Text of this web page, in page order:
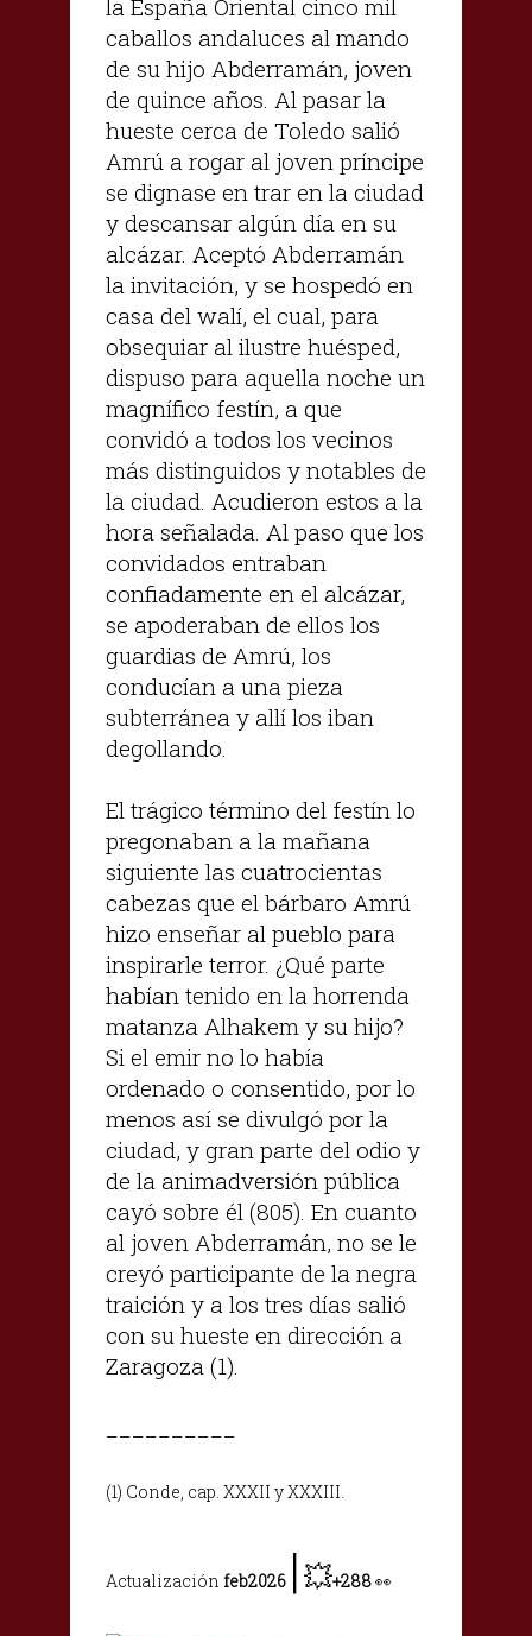
la España Oriental cinco mil
caballos andaluces al mando
de su hijo Abderramán, joven
de quince años. Al pasar la
hueste cerca de Toledo salió
Amrú a rogar al joven príncipe
se dignase en trar en la ciudad
y descansar algún día en su
alcázar. Aceptó Abderramán
la invitación, y se hospedó en
casa del walí, el cual, para
obsequiar al ilustre huésped,
dispuso para aquella noche un
magnífico festín, a que
convidó a todos los vecinos
más distinguidos y notables de
la ciudad. Acudieron estos a la
hora señalada. Al paso que los
convidados entraban
confiadamente en el alcázar,
se apoderaban de ellos los
guardias de Amrú, los
conducían a una pieza
subterránea y allí los iban
degollando.
El trágico término del festín lo
pregonaban a la mañana
siguiente las cuatrocientas
cabezas que el bárbaro Amrú
hizo enseñar al pueblo para
inspirarle terror. ¿Qué parte
habían tenido en la horrenda
matanza Alhakem y su hijo?
Si el emir no lo había
ordenado o consentido, por lo
menos así se divulgó por la
ciudad, y gran parte del odio y
de la animadversión pública
cayó sobre él (805). En cuanto
al joven Abderramán, no se le
creyó participante de la negra
traición y a los tres días salió
con su hueste en dirección a
Zaragoza (1).
(1) Conde, cap. XXXII y XXXIII.
Actualización feb2026 |💥+288👀